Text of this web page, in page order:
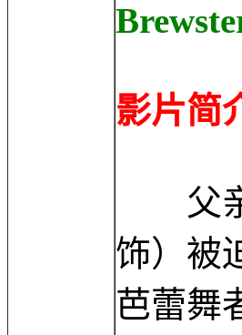
影片简
父亲
饰）被
芭蕾舞